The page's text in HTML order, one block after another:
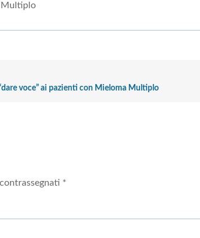
Multiplo
voce” ai pazienti con Mieloma Multiplo
*